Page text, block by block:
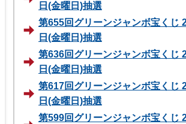
日(金曜日)抽選
第655回グリーンジャンボ宝くじ
日(金曜日)抽選
第636回グリーンジャンボ宝くじ
日(金曜日)抽選
第617回グリーンジャンボ宝くじ
日(金曜日)抽選
第599回グリーンジャンボ宝くじ